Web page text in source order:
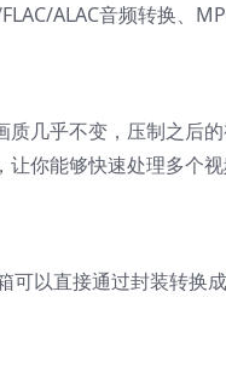
ALAC音频转换、
几乎不变，压制之后
你能够快速处理多个视
以直接通过封装转换